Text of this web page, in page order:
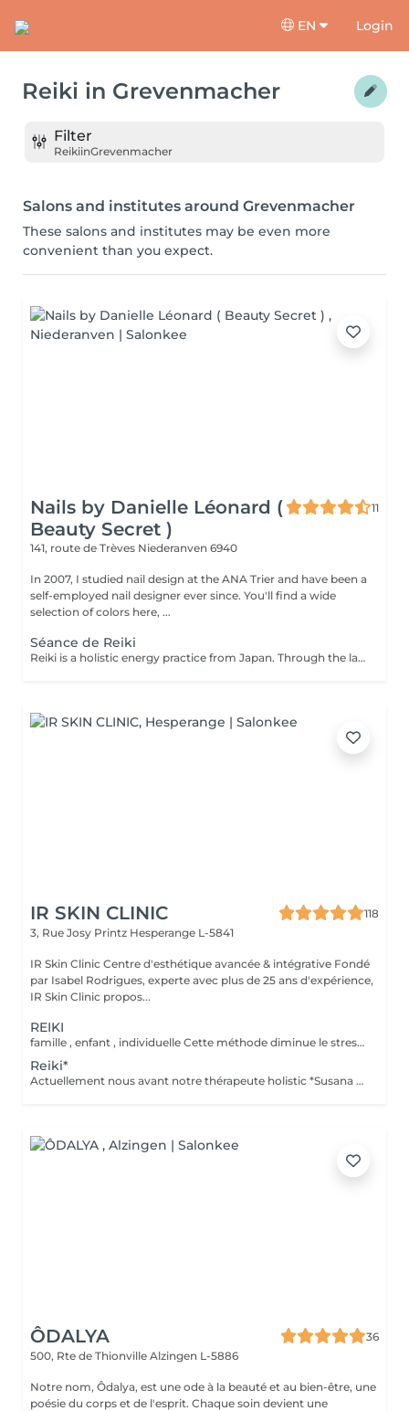
EN Login
Reiki in Grevenmacher
Filter
ReikiinGrevenmacher
Salons and institutes around Grevenmacher
These salons and institutes may be even more
convenient than you expect.
Nails by Danielle Léonard (
Beauty Secret )
11
141, route de Trèves Niederanven 6940
In 2007, I studied nail design at the ANA Trier and have been a
self-employed nail designer ever since. You'll find a wide
selection of colors here, ...
Séance de Reiki
Reiki is a holistic energy practice from Japan. Through the laying on of hands, the flow of energy in the body is harmonized and the self-healing powers are activated.
IR SKIN CLINIC
118
3, Rue Josy Printz Hesperange L-5841
IR Skin Clinic Centre d'esthétique avancée & intégrative Fondé
par Isabel Rodrigues, experte avec plus de 25 ans d'expérience,
IR Skin Clinic propos...
REIKI
famille , enfant , individuelle Cette méthode diminue le stress, relâche les blocages émotionnels, calme les douleurs physiques, et vous amener à un bien-être général, ainsi qu'une paix intérieure. Libère les blocages énergétiques, renforce le système immunitaire, atténue la douleur et élimine les toxines du corps
Reiki*
Actuellement nous avant notre thérapeute holistic *Susana Ferreira, qui vient 1x par mois , téléphoner pour prendre rdv . famille , enfant , individuelle Libère les blocages énergétiques, renforce le système immunitaire, atténue la douleur et élimine les toxines du corps.
ÔDALYA
36
500, Rte de Thionville Alzingen L-5886
Notre nom, Ôdalya, est une ode à la beauté et au bien-être, une
poésie du corps et de l'esprit. Chaque soin devient une